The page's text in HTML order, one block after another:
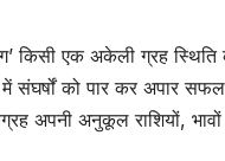
किसी एक अकेली ग्रह
संघर्षों को पार कर अपार
अपनी अनुकूल राशियों,